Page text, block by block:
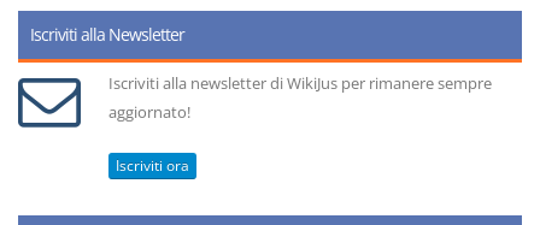
Iscriviti alla Newsletter
Iscriviti alla newsletter di WikiJus per rimanere sempre
aggiornato!
Iscriviti ora